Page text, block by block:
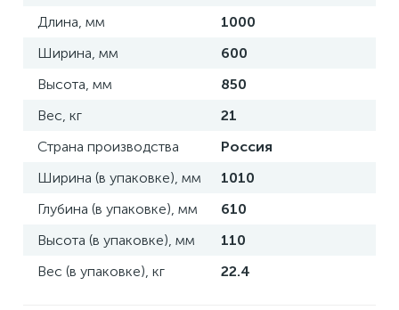
Длина, мм
1000
Ширина, мм
600
Высота, мм
850
Вес, кг
21
Страна производства
Россия
Ширина (в упаковке), мм
1010
Глубина (в упаковке), мм
610
Высота (в упаковке), мм
110
Вес (в упаковке), кг
22.4